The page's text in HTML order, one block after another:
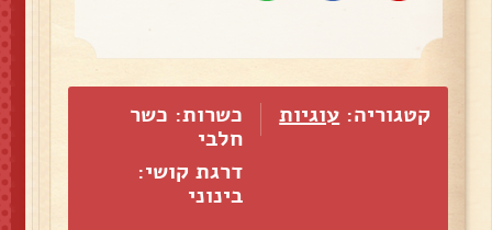
קטגוריה: עוגיות
כשרות: כשר
חלבי
דרגת קושי:
בינוני